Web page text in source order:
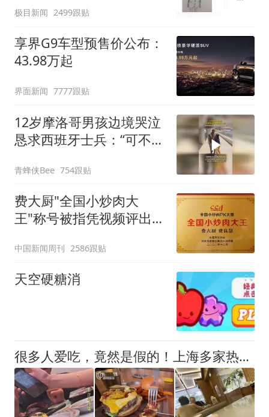
良教授已卸任院长一职，
不清楚辞职信来源；曾用
手绘图做头像
极目新闻 2499跟贴
享界G9车型预售价公布：
43.98万起
界面新闻 7777跟贴
12岁摩洛哥男孩边境哭泣
恳求西班牙士兵：“可不可
青蜂侠Bee 754跟贴
费大厨"全国小炒肉大
王"称号被指凭视频评出
中国新闻周刊 2586跟贴
天空硬糖消
很多人爱吃，竟然是假的！上海多家热门餐饮店被曝光，网友热议